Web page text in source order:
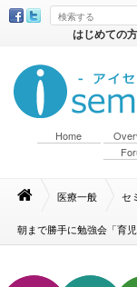
はじめての
Home
医療一般 セ
朝まで勝手に勉強会「育